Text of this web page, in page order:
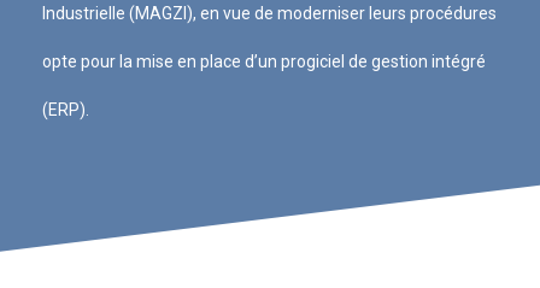
Industrielle (MAGZI), en vue de moderniser leurs procédures
opte pour la mise en place d’un progiciel de gestion intégré
(ERP).